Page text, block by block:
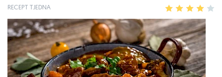
RECEPT TJEDNA 2 3 4